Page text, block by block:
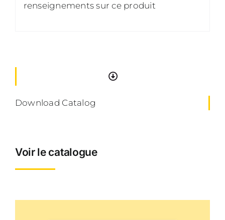
renseignements sur ce produit
Download Catalog
Voir le catalogue